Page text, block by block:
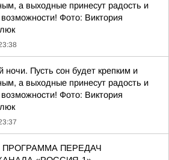
а выходные принесут радость и
Фото: Виктория
ночи. Пусть сон будет крепким и
а выходные принесут радость и
Фото: Виктория
ПРОГРАММА ПЕРЕДАЧ